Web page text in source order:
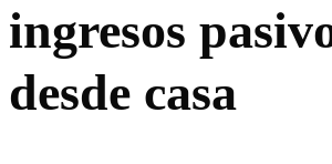
ingresos
desde casa